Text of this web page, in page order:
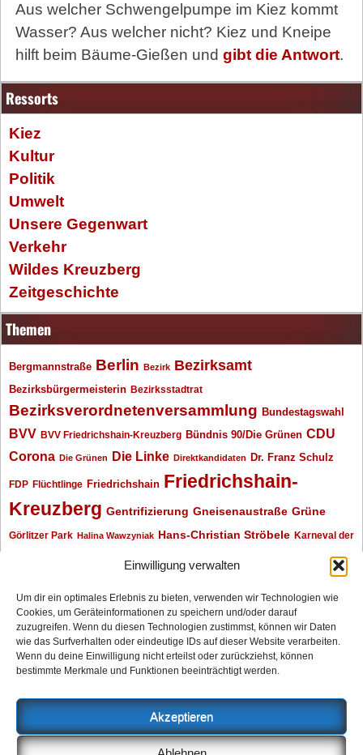
Einwilligung verwalten
Um dir ein optimales Erlebnis zu bieten, verwenden wir Technologien wie
Cookies, um Geräteinformationen zu speichern und/oder darauf
zuzugreifen. Wenn du diesen Technologien zustimmst, können wir Daten
wie das Surfverhalten oder eindeutige IDs auf dieser Website verarbeiten.
Wenn du deine Einwilligung nicht erteilst oder zurückziehst, können
bestimmte Merkmale und Funktionen beeinträchtigt werden.
Akzeptieren
Aus welcher Schwengelpumpe im Kiez kommt
Wasser? Aus welcher nicht? Kiez und Kneipe
hilft beim Bäume-Gießen und gibt die Antwort.
Ressorts
Kiez
Kultur
Politik
Umwelt
Unsere Gegenwart
Verkehr
Wildes Kreuzberg
Zeitgeschichte
Themen
Bergmannstraße Berlin Bezirk Bezirksamt
Bezirksbürgermeisterin Bezirksstadtrat
Bezirksverordnetenversammlung Bundestagswahl
BVV BVV Friedrichshain-Kreuzberg Bündnis 90/Die Grünen CDU
Corona Die Grünen Die Linke Direktkandidaten Dr. Franz Schulz
FDP Flüchtlinge Friedrichshain Friedrichshain-
Kreuzberg Gentrifizierung Gneisenaustraße Grüne
Görlitzer Park Halina Wawzyniak Hans-Christian Ströbele Karneval der
Klaus Wowereit
Neukölln Oliver Nöll Oranienplatz Piraten Piratenpartei Polizeimeldungen
Redaktionsgespräch Senat SPD
Archiv
Archiv
Impressum